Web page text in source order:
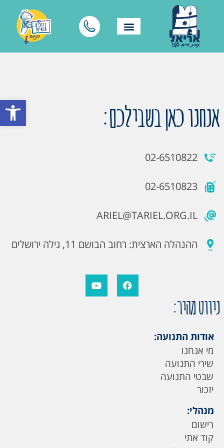
פתח אנחנו כאן בשבילכם:
02-6510822
02-6510823
ARIEL@TARIEL.ORG.IL
ההנהלה הארצית: רחוב הבושם 11, גילה ירושלים
ניווט מהיר:
אודות התנועה:
מי אנחנו
שירי התנועה
שבטי התנועה
יזכור
מנהלי:
רישום
קוד אתי